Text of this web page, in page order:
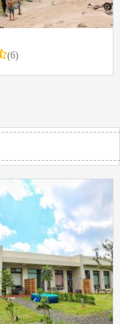
(6)